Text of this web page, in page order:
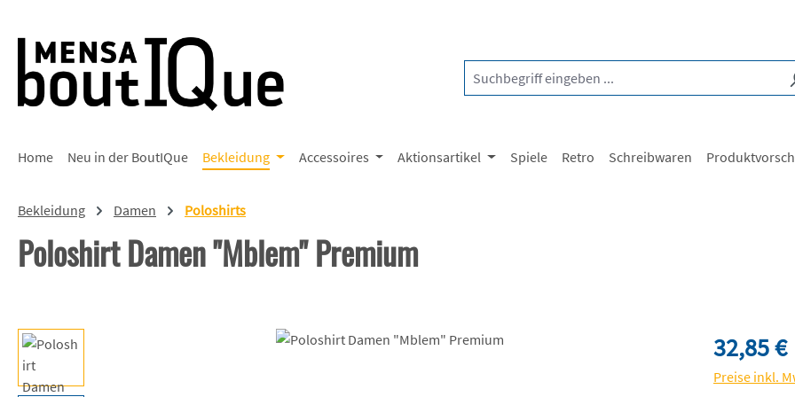
Home Neu in der BoutIQue Bekleidung Accessoires Aktionsartikel Spiele Retro Schreibwaren
Bekleidung Damen Poloshirts
Poloshirt Damen "Mblem" Premium
Bildergalerie überspringen Regulärer
32,85 €
Preise inkl.